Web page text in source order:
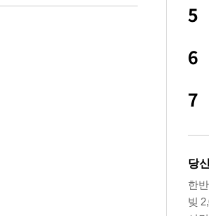
축구협회, 15년 전 심판 성 접대 파문에 "현
5
6
7